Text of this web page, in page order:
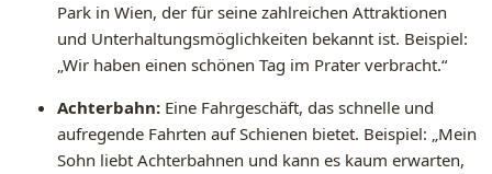
Park in Wien, der für seine zahlreichen Attraktionen
und Unterhaltungsmöglichkeiten bekannt ist. Beispiel:
„Wir haben einen schönen Tag im Prater verbracht.“
Achterbahn: Eine Fahrgeschäft, das schnelle und
aufregende Fahrten auf Schienen bietet. Beispiel: „Mein
Sohn liebt Achterbahnen und kann es kaum erwarten,